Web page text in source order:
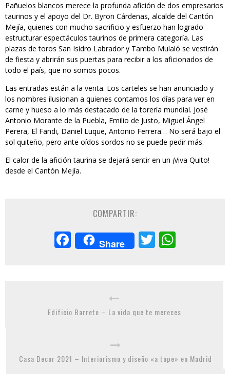
Pañuelos blancos merece la profunda afición de dos empresarios
taurinos y el apoyo del Dr. Byron Cárdenas, alcalde del Cantón
Mejía, quienes con mucho sacrificio y esfuerzo han logrado
estructurar espectáculos taurinos de primera categoría. Las
plazas de toros San Isidro Labrador y Tambo Mulaló se vestirán
de fiesta y abrirán sus puertas para recibir a los aficionados de
todo el país, que no somos pocos.
Las entradas están a la venta. Los carteles se han anunciado y
los nombres ilusionan a quienes contamos los días para ver en
carne y hueso a lo más destacado de la torería mundial. José
Antonio Morante de la Puebla, Emilio de Justo, Miguel Ángel
Perera, El Fandi, Daniel Luque, Antonio Ferrera… No será bajo el
sol quiteño, pero ante oídos sordos no se puede pedir más.
El calor de la afición taurina se dejará sentir en un ¡Viva Quito!
desde el Cantón Mejía.
COMPARTIR:
Facebook
Share Twitter
Edificio Barreto – La vida que te mereces
Casa Decor 2021 – Interiorismo y diseño «a tope» en Madrid